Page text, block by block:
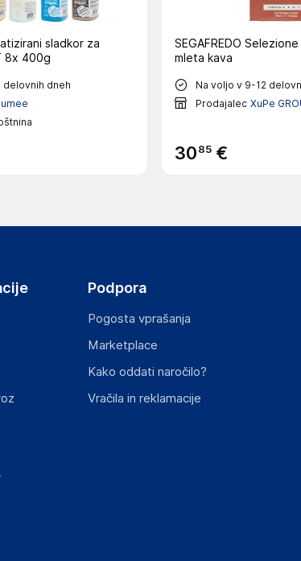
sladkor za
8x 400g
delovnih dneh
SEGAFREDO
mleta kava
Na voljo v 9-12
Prodajalec XuPe
3085 €
Podpora
Pogosta vprašanja
Marketplace
Kako oddati naročilo?
Vračila in reklamacije